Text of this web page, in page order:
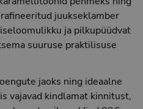
juukseklamber
ja pilkupüüdvat
suuruse praktilisuse
jaoks ning ideaalne
vajavad kindlamat kinnitust,